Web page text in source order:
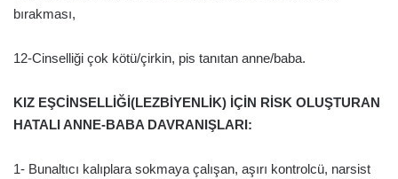
bırakması,
12-Cinselliği çok kötü/çirkin, pis tanıtan anne/baba.
KIZ EŞCİNSELLİĞİ(LEZBİYENLİK) İÇİN RİSK OLUŞTURAN
HATALI ANNE-BABA DAVRANIŞLARI:
1- Bunaltıcı kalıplara sokmaya çalışan, aşırı kontrolcü, narsist